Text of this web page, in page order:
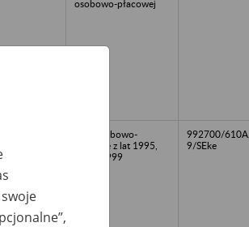
osobowo-płacowej
akta osobowo-
płacowe z lat 1995,
1997-1999
992700/
9/SEke